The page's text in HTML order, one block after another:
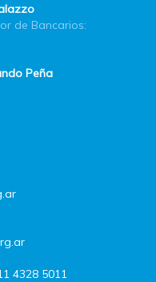
de Bancarios:
Peña
4328 5011